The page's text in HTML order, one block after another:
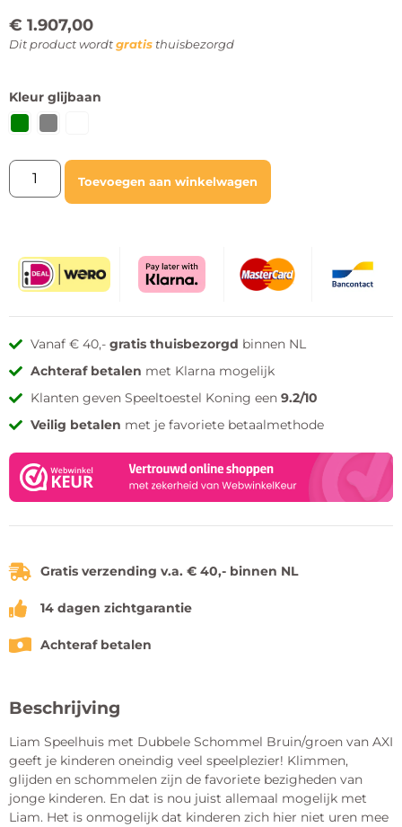
€ 1.907,00
Dit product wordt gratis thuisbezorgd
Kleur glijbaan
Toevoegen aan winkelwagen
Vanaf € 40,- gratis thuisbezorgd binnen NL
Achteraf betalen met Klarna mogelijk
Klanten geven Speeltoestel Koning een 9.2/10
Veilig betalen met je favoriete betaalmethode
Gratis verzending v.a. € 40,- binnen NL
14 dagen zichtgarantie
Achteraf betalen
Beschrijving
Liam Speelhuis met Dubbele Schommel Bruin/groen van AXI
geeft je kinderen oneindig veel speelplezier! Klimmen,
glijden en schommelen zijn de favoriete bezigheden van
jonge kinderen. En dat is nou juist allemaal mogelijk met
Liam. Het is onmogelijk dat kinderen zich hier niet uren mee